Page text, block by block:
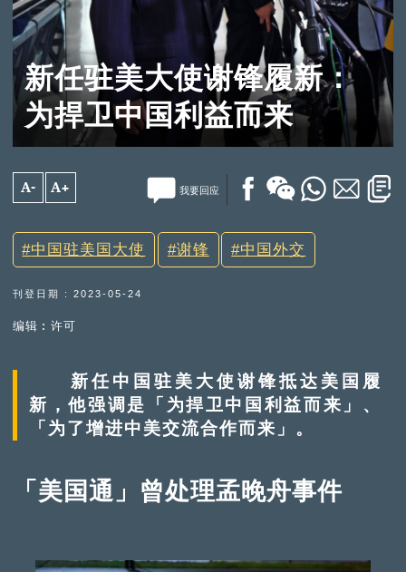
新任驻美大使谢锋履新：
为捍卫中国利益而来
A- A+ 我要回应
中国驻美国大使 谢锋 中国外交
刊登日期 : 2023-05-24
编辑︰许可
新任中国驻美大使谢锋抵达美国履
新，他强调是「为捍卫中国利益而来」、
「为了增进中美交流合作而来」。
「美国通」曾处理孟晚舟事件